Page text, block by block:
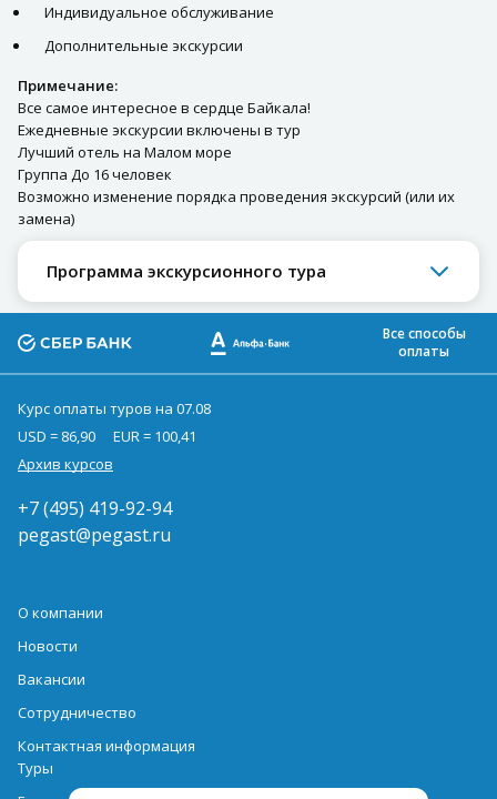
Индивидуальное обслуживание
Дополнительные экскурсии
Примечание:
Все самое интересное в сердце Байкала!
Ежедневные экскурсии включены в тур
Лучший отель на Малом море
Группа До 16 человек
Возможно изменение порядка проведения экскурсий (или их
замена)
Программа экскурсионного тура
Все способы
оплаты
Курс оплаты туров на 07.08
USD = 86,90
EUR = 100,41
Архив курсов
+7 (495) 419-92-94
pegast@pegast.ru
О компании
Новости
Вакансии
Сотрудничество
Контактная информация
Туры